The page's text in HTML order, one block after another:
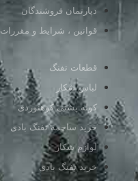
دپارتمان فروشندگان
قوانین ، شرایط و مقررات
قطعات تفنگ
لباس شکار
کوله پشتی کوهنوردی
خرید ساچمه تفنگ بادی
لوازم شکار
خرید تفنگ بادی